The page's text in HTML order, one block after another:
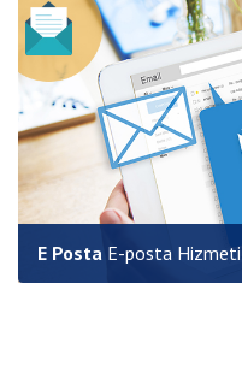
E Posta E-posta Hizmeti